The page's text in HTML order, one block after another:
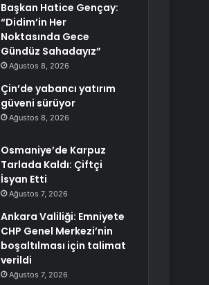
Başkan Hatice Gençay:
“Didim’in Her
Noktasında Gece
Gündüz Sahadayız”
Ağustos 8, 2026
Çin’de yabancı yatırım
güveni sürüyor
Ağustos 8, 2026
Osmaniye’de Karpuz
Tarlada Kaldı: Çiftçi
İsyan Etti
Ağustos 7, 2026
Ankara Valiliği: Emniyete
CHP Genel Merkezi’nin
boşaltılması için talimat
verildi
Ağustos 7, 2026